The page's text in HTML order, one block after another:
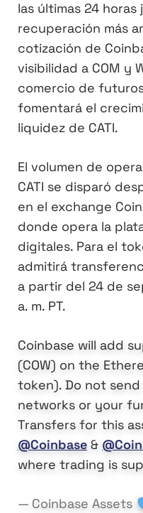
las últimas 24
recuperación más
cotización de
visibilidad a COM y
comercio de
fomentará el
liquidez de CATI.
El volumen de
CATI se disparó
en el exchange
donde opera la
digitales. Para el
admitirá
a partir del 24 de
a. m. PT.
Coinbase will add
(COW) on the
token). Do not
networks or your
Transfers for this
@Coinbase &
where trading is
— Coinbase Assets